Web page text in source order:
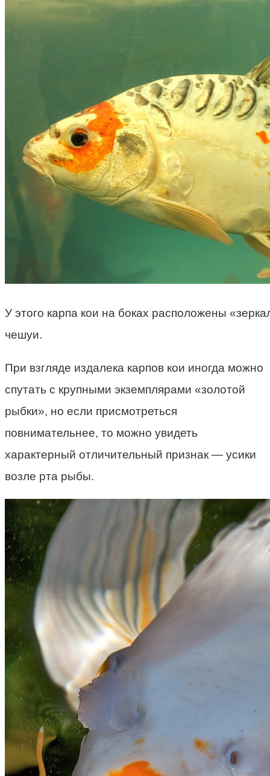
У этого карпа кои на боках расположены
чешуи.
При взгляде издалека карпов кои иногда можно
спутать с крупными экземплярами «золотой
рыбки», но если присмотреться
повнимательнее, то можно увидеть
характерный отличительный признак — усики
возле рта рыбы.